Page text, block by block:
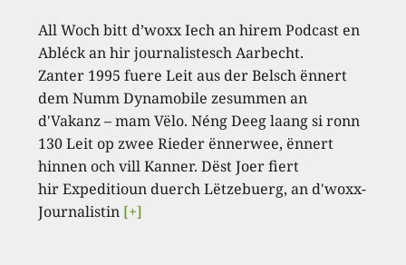
All Woch bitt d’woxx Iech an hirem Podcast en
Abléck an hir journalistesch Aarbecht.
Zanter 1995 fuere Leit aus der Belsch ënnert
dem Numm Dynamobile zesummen an
d'Vakanz – mam Vëlo. Néng Deeg laang si ronn
130 Leit op zwee Rieder ënnerwee, ënnert
hinnen och vill Kanner. Dëst Joer fiert
hir Expeditioun duerch Lëtzebuerg, an d'woxx-
Journalistin [+]